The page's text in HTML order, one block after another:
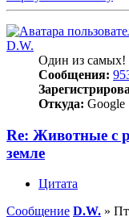
D.W.
Один из самых!
Сообщения:
Откуда: Google
Re: Животные с
земле
Цитата
Сообщение D.W. »